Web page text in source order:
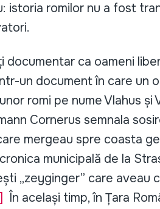
istoria romilor nu a fost
ca oameni
un document în care un
romi pe nume Vlahus și
Cornerus semnala
mergeau spre coasta
municipală de la
„zeyginger” care aveau
În același timp, în Țara